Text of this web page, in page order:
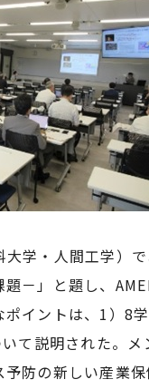
・人間工学）
－」と題し、
イントは、1）
て説明された。
防の新しい産業